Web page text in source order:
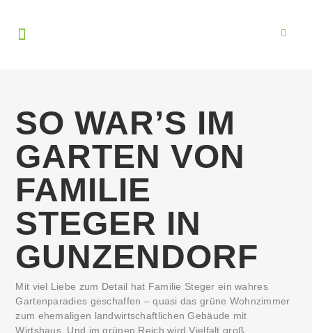
SO WAR’S IM
GARTEN VON
FAMILIE
STEGER IN
GUNZENDORF
Mit viel Liebe zum Detail hat Familie Steger ein wahres
Gartenparadies geschaffen – quasi das grüne Wohnzimmer
zum ehemaligen landwirtschaftlichen Gebäude mit
Wirtshaus. Und im grünen Reich wird Vielfalt groß